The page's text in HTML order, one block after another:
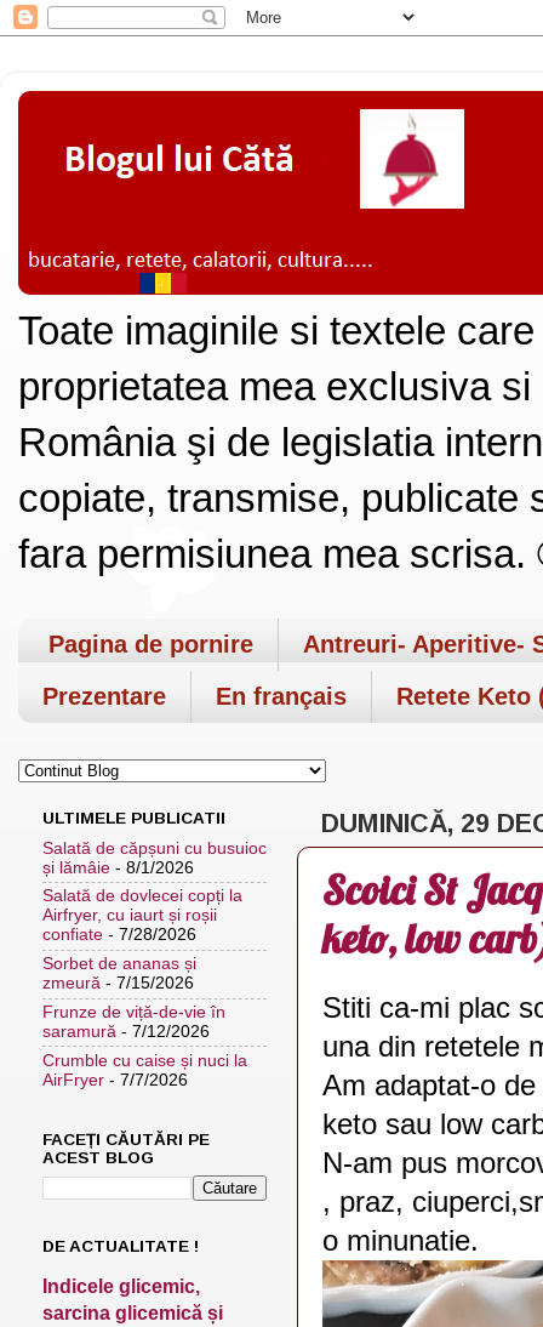
Toate imaginile si textele
proprietatea mea exclusiva
România şi de legislatia
copiate, transmise, publicate
fara permisiunea mea
Pagina de pornire
Antreuri- Aperitive-
Prezentare
En français Retete Keto
DUMINICĂ, 29
Scoici St
keto, low
Stiti ca-mi plac
una din retetele
Am adaptat-o
keto sau low
N-am pus
, praz,
o minunatie.
ULTIMELE PUBLICATII
Salată de căpșuni cu busuioc
și lămâie - 8/1/2026
Salată de dovlecei copți la
Airfryer, cu iaurt și roșii
confiate - 7/28/2026
Sorbet de ananas și
zmeură - 7/15/2026
Frunze de viță-de-vie în
saramură - 7/12/2026
Crumble cu caise și nuci la
AirFryer - 7/7/2026
FACEȚI CĂUTĂRI PE
ACEST BLOG
DE ACTUALITATE !
Indicele glicemic,
sarcina glicemică și